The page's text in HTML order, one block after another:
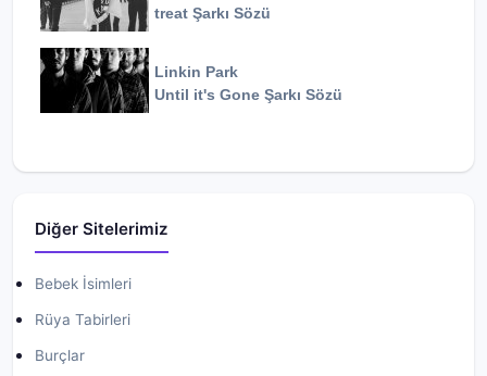
treat Şarkı Sözü
Linkin Park
Until it's Gone Şarkı Sözü
Diğer Sitelerimiz
Bebek İsimleri
Rüya Tabirleri
Burçlar